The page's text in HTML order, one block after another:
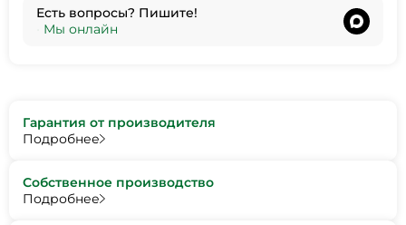
Есть вопросы? Пишите!
Мы онлайн
Гарантия от производителя
Подробнее
Собственное производство
Подробнее